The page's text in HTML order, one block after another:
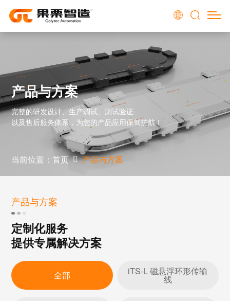
产品与方案
完整的研发设计、生产调试、测试验证
以及售后服务体系，为您的产品应用保驾护航！
当前位置：首页 产品与方案
产品与方案
定制化服务
提供专属解决方案
全部 iTS-L 磁悬浮环形传输
线